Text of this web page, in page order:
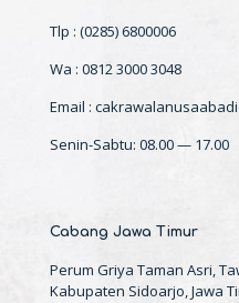
Tlp : (0285) 6800006
Wa : 0812 3000 3048
Email :
Senin-Sabtu: 08.00 — 17.00
Cabang Jawa Timur
Perum Griya Taman Asri,
Kabupaten Sidoarjo, Jawa